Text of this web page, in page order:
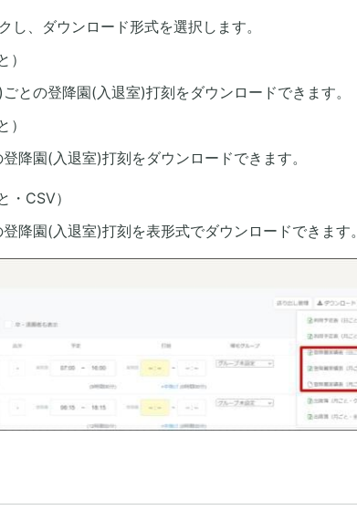
、ダウンロード形式を選択します。
との登降園(入退室)打刻をダウンロードできます。
降園(入退室)打刻をダウンロードできます。
CSV）
降園(入退室)打刻を表形式でダウンロードできます。